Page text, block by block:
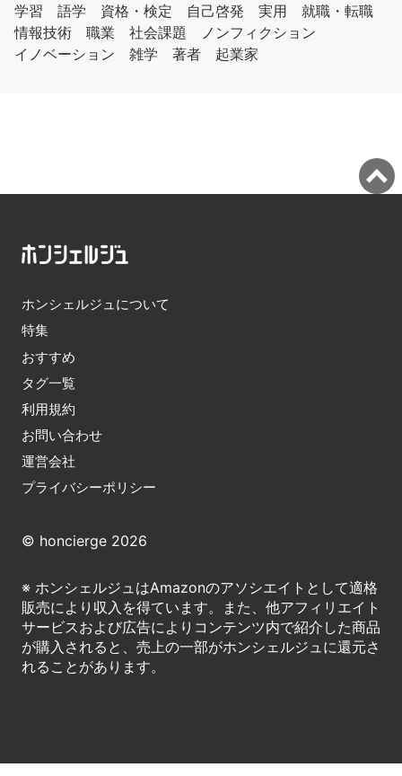
学習
語学 資格・検定 自己啓発 実用
就職・転職
情報技術
職業 社会課題
ノンフィクション
イノベーション
雑学 著者 起業家
ホンシェルジュについて
特集
おすすめ
タグ一覧
利用規約
お問い合わせ
運営会社
プライバシーポリシー
© honcierge 2026
※ ホンシェルジュはAmazonのアソシエイトとして適格
販売により収入を得ています。また、他アフィリエイト
サービスおよび広告によりコンテンツ内で紹介した商品
が購入されると、売上の一部がホンシェルジュに還元さ
れることがあります。